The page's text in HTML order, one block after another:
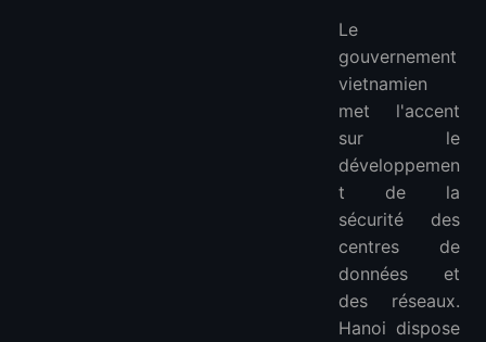
Le
gouvernement
vietnamien
met l'accent
sur le
développemen
t de la
sécurité des
centres de
données et
des réseaux.
Hanoi dispose